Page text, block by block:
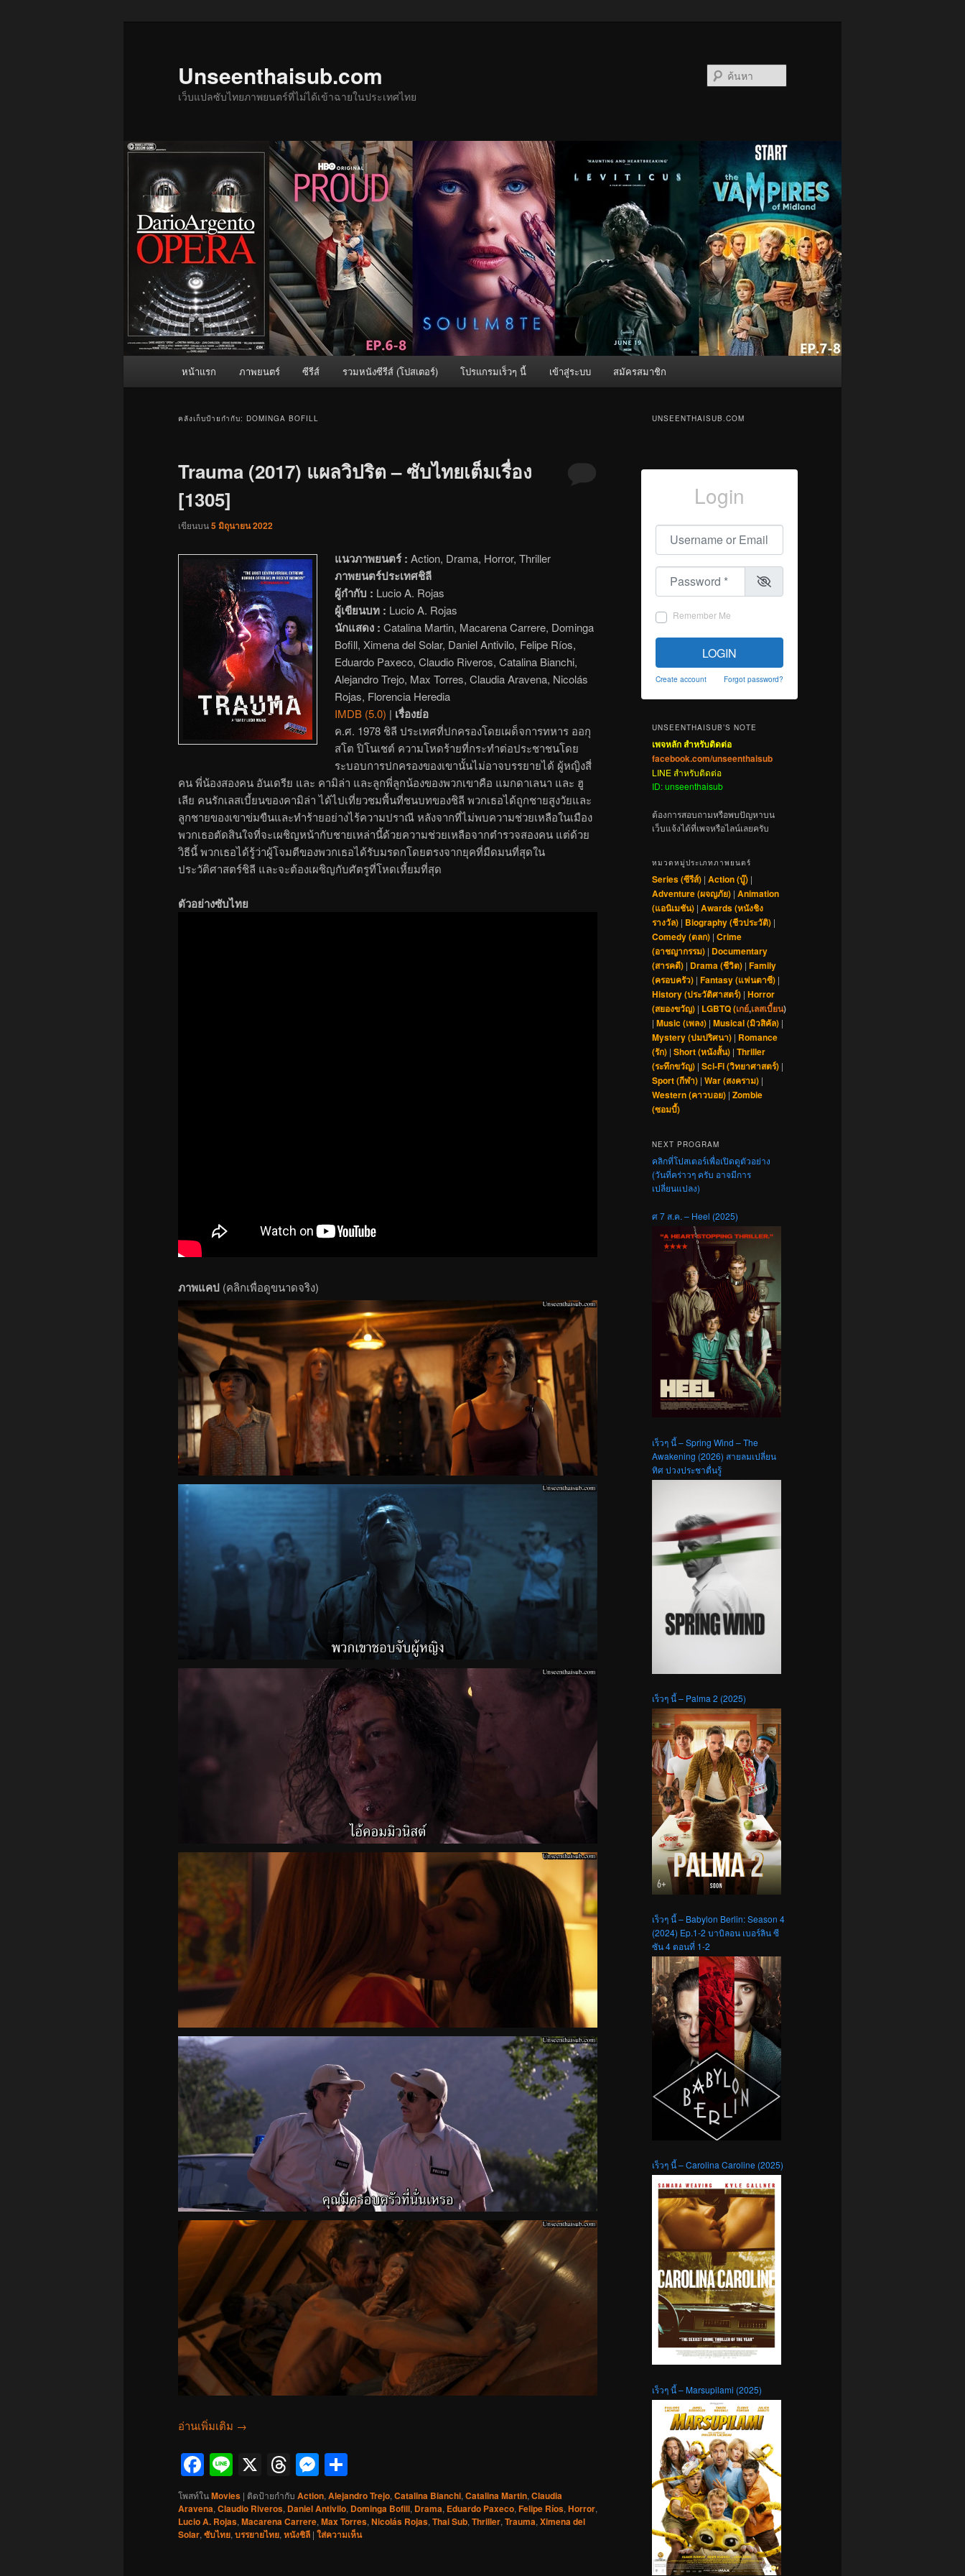
Unseenthaisub.com
เว็บแปลซับไทยภาพยนตร์ที่ไม่ได้เข้าฉายในประเทศไทย
หน้าแรก ภาพยนตร์ ซีรีส์ รวมหนังซีรีส์ (โปสเตอร์) โปรแกรมเร็วๆ นี้ เข้าสู่ระบบ สมัครสมาชิก
คลังเก็บป้ายกำกับ: DOMINGA BOFILL
Trauma (2017) แผลวิปริต – ซับไทยเต็มเรื่อง
[1305]
เขียนบน5 มิถุนายน 2022
แนวภาพยนตร์ : Action, Drama, Horror, Thriller
ภาพยนตร์ประเทศชิลี
ผู้กำกับ : Lucio A. Rojas
ผู้เขียนบท : Lucio A. Rojas
นักแสดง : Catalina Martin, Macarena Carrere, Dominga
Bofill, Ximena del Solar, Daniel Antivilo, Felipe Ríos,
Eduardo Paxeco, Claudio Riveros, Catalina Bianchi,
Alejandro Trejo, Max Torres, Claudia Aravena, Nicolás
Rojas, Florencia Heredia
IMDB (5.0) | เรื่องย่อ
ค.ศ. 1978 ชิลี ประเทศที่ปกครองโดยเผด็จการทหาร ออกุ
สโต ปิโนเชต์ ความโหดร้ายที่กระทำต่อประชาชนโดย
ระบอบการปกครองของเขานั้นไม่อาจบรรยายได้ ผู้หญิงสี่
คน พี่น้องสองคน อันเดรีย และ คามิล่า และลูกพี่ลูกน้องของพวกเขาคือ แมกดาเลนา และ ฮู
เลีย คนรักเลสเบี้ยนของคามิล่า ได้ไปเที่ยวชมพื้นที่ชนบทของชิลี พวกเธอได้ถูกชายสูงวัยและ
ลูกชายของเขาข่มขืนและทำร้ายอย่างไร้ความปราณี หลังจากที่ไม่พบความช่วยเหลือในเมือง
พวกเธอตัดสินใจที่จะเผชิญหน้ากับชายเหล่านี้ด้วยความช่วยเหลือจากตำรวจสองคน แต่ด้วย
วิธีนี้ พวกเธอได้รู้ว่าผู้โจมตีของพวกเธอได้รับมรดกโดยตรงจากยุคที่มืดมนที่สุดใน
ประวัติศาสตร์ชิลี และจะต้องเผชิญกับศัตรูที่โหดเหี้ยมที่สุด
ตัวอย่างซับไทย
ภาพแคป (คลิกเพื่อดูขนาดจริง)
อ่านเพิ่มเติม →
Facebook
Line
X Threads
Messenger
โพสท์ในMovies | ติดป้ายกำกับ Action, Alejandro Trejo, Catalina Bianchi, Catalina Martin, Claudia
Aravena, Claudio Riveros, Daniel Antivilo, Dominga Bofill, Drama, Eduardo Paxeco, Felipe Ríos, Horror,
Lucio A. Rojas, Macarena Carrere, Max Torres, Nicolás Rojas, Thai Sub, Thriller, Trauma, Ximena del
Solar, ซับไทย, บรรยายไทย, หนังชิลี | ใส่ความเห็น
UNSEENTHAISUB.COM
Login
Username or Email
Password
Remember Me
LOGIN
Create account Forgot password?
UNSEENTHAISUB’S NOTE
เพจหลัก สำหรับติดต่อ
facebook.com/unseenthaisub
LINE สำหรับติดต่อ
ID: unseenthaisub
ต้องการสอบถามหรือพบปัญหาบน
เว็บแจ้งได้ที่เพจหรือไลน์เลยครับ
หมวดหมู่ประเภทภาพยนตร์
Series (ซีรีส์) | Action (บู๊) |
Adventure (ผจญภัย) | Animation
(แอนิเมชัน) | Awards (หนังชิง
รางวัล) | Biography (ชีวประวัติ) |
Comedy (ตลก) | Crime
(อาชญากรรม) | Documentary
(สารคดี) | Drama (ชีวิต) | Family
(ครอบครัว) | Fantasy (แฟนตาซี) |
History (ประวัติศาสตร์) | Horror
(สยองขวัญ) | LGBTQ (เกย์,เลสเบี้ยน)
| Music (เพลง) | Musical (มิวสิคัล) |
Mystery (ปมปริศนา) | Romance
(รัก) | Short (หนังสั้น) | Thriller
(ระทึกขวัญ) | Sci-Fi (วิทยาศาสตร์) |
Sport (กีฬา) | War (สงคราม) |
Western (คาวบอย) | Zombie
(ซอมบี้)
NEXT PROGRAM
คลิกที่โปสเตอร์เพื่อเปิดดูตัวอย่าง
(วันที่คร่าวๆ ครับ อาจมีการ
เปลี่ยนแปลง)
ศ 7 ส.ค. – Heel (2025)
เร็วๆ นี้ – Spring Wind – The
Awakening (2026) สายลมเปลี่ยน
ทิศ ปวงประชาตื่นรู้
เร็วๆ นี้ – Palma 2 (2025)
เร็วๆ นี้ – Babylon Berlin: Season 4
(2024) Ep.1-2 บาบิลอน เบอร์ลิน ซี
ซัน 4 ตอนที่ 1-2
เร็วๆ นี้ – Carolina Caroline (2025)
เร็วๆ นี้ – Marsupilami (2025)